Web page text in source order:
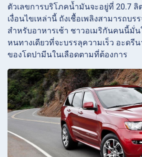
ตัวเลขการบริโภคน้ำมันจะอยู่ที่ 20.7 ลิ
เงื่อนไขเหล่านี้ ถังเชื้อเพลิงสามารถบร
สำหรับอาหารเช้า ชาวอเมริกันคนนี้มั่น
หนทางเดียวที่จะบรรลุความเร็ว อะดรี
ของโดปามีนในเลือดตามที่ต้องการ